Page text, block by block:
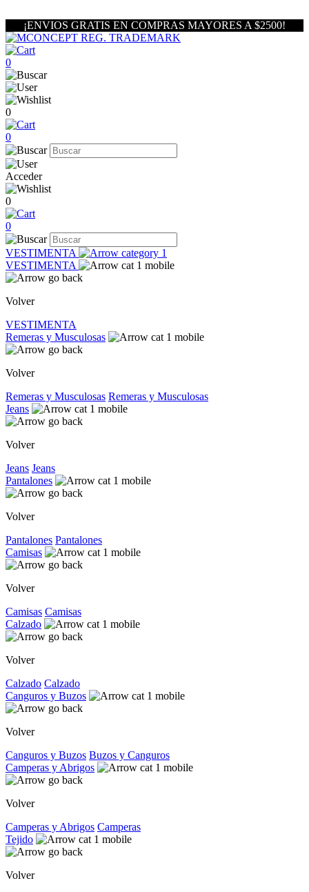
¡ENVIOS GRATIS EN COMPRAS MAYORES A $2500!
0
0
0
Acceder
0
0
VESTIMENTA
VESTIMENTA
Volver
VESTIMENTA
Remeras y Musculosas
Volver
Remeras y Musculosas Remeras y Musculosas
Jeans
Volver
Jeans Jeans
Pantalones
Volver
Pantalones Pantalones
Camisas
Volver
Camisas Camisas
Calzado
Volver
Calzado Calzado
Canguros y Buzos
Volver
Canguros y Buzos Buzos y Canguros
Camperas y Abrigos
Volver
Camperas y Abrigos Camperas
Tejido
Volver